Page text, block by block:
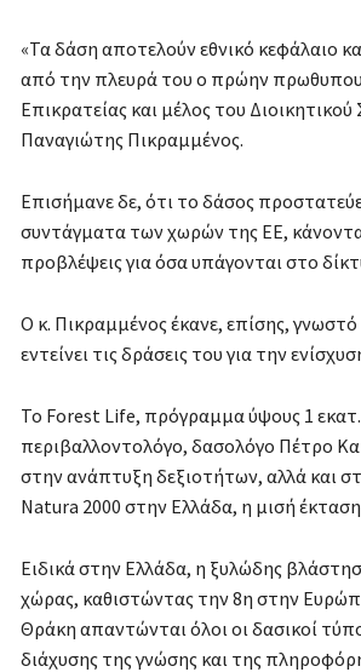
«Τα δάση αποτελούν εθνικό κεφάλαιο
από την πλευρά του ο πρώην
Επικρατείας και μέλος του
Παναγιώτης Πικραμμένος.
Επισήμανε δε, ότι το δάσος
συντάγματα των χωρών της ΕΕ,
προβλέψεις για όσα υπάγονται στο
Ο κ. Πικραμμένος έκανε, επίσης,
εντείνει τις δράσεις του για την
Το Forest Life, πρόγραμμα ύψους 1
περιβαλλοντολόγο, δασολόγο Πέτρο
στην ανάπτυξη δεξιοτήτων, αλλά και
Natura 2000 στην Ελλάδα, η μισή
Ειδικά στην Ελλάδα, η ξυλώδης
χώρας, καθιστώντας την 8η στην
Θράκη απαντώνται όλοι οι δασικοί
διάχυσης της γνώσης και της